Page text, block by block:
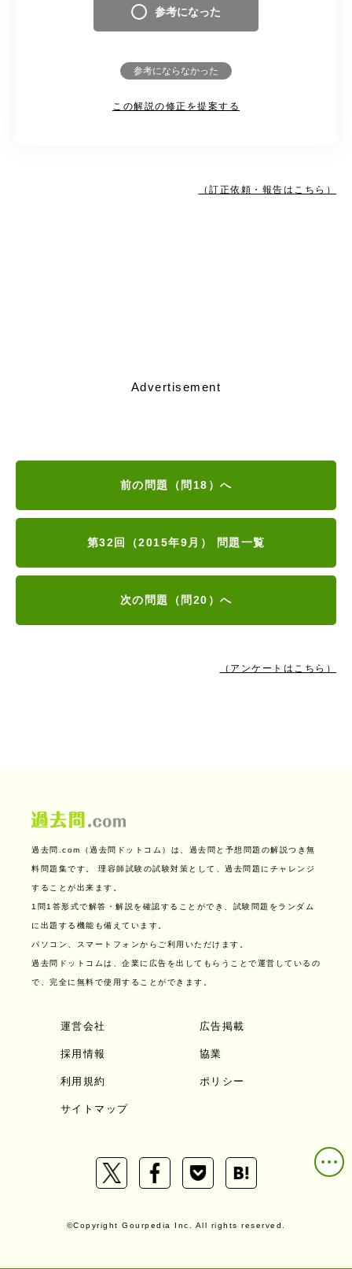
参考になった
参考にならなかった
この解説の修正を提案する
（訂正依頼・報告はこちら）
Advertisement
前の問題（問18）へ
第32回（2015年9月） 問題一覧
次の問題（問20）へ
（アンケートはこちら）
過去問.com（過去問ドットコム）は、過去問と予想問題の解説つき無
料問題集です。 理容師試験の試験対策として、過去問題にチャレンジ
することが出来ます。
1問1答形式で解答・解説を確認することができ、試験問題をランダム
に出題する機能も備えています。
パソコン、スマートフォンからご利用いただけます。
過去問ドットコムは、企業に広告を出してもらうことで運営しているの
で、完全に無料で使用することができます。
運営会社 広告掲載
採用情報 協業
利用規約 ポリシー
サイトマップ
©Copyright Gourpedia Inc. All rights reserved.